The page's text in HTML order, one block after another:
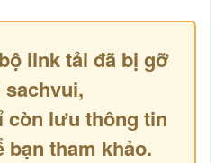
link tải đã bị gỡ
sachvui,
còn lưu thông tin
bạn tham khảo.